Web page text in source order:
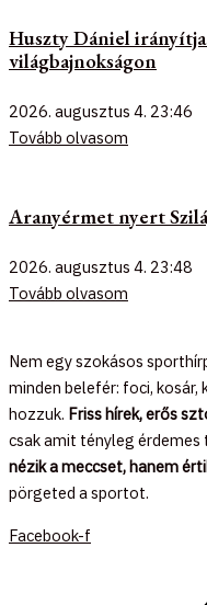
Huszty Dániel irányítja
világbajnokságon
2026. augusztus 4. 23:46
Tovább olvasom
Aranyérmet nyert
2026. augusztus 4. 23:48
Tovább olvasom
Nem egy szokásos
minden belefér: foci, kosár,
hozzuk. Friss hírek, erős
csak amit tényleg érdemes
nézik a meccset, hanem
pörgeted a sportot.
Facebook-f